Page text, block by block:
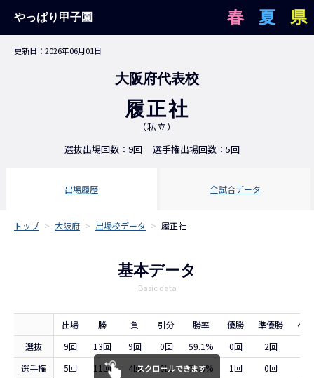
やっぱり甲子園 県
夏
春
更新日：2026年06月01日
大阪府代表校
履正社
（私立）
選抜出場回数：9回
選手権出場回数：5回
出場履歴 全試合データ
トップ > 大阪府 > 出場校データ > 履正社
基本データ
Basic data
出場 勝 負 引分 勝率 優勝 準優勝
ベ
選抜
9回 13回 9回 0回 59.1% 0回 2回
選手権
5回 11回 4回 0回 73.3% 1回 0回
スクロールできます